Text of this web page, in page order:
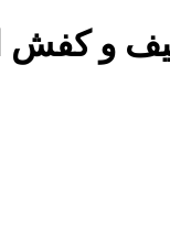
و کفش